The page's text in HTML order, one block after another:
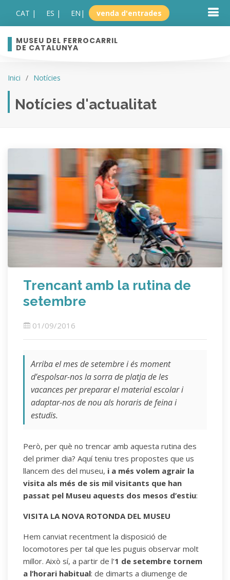
CAT | ES | EN | venda d'entrades
MUSEU DEL FERROCARRIL
DE CATALUNYA
Inici Notícies
Notícies d'actualitat
Trencant amb la rutina de
setembre
01/09/2016
Arriba el mes de setembre i és moment
d’espolsar-nos la sorra de platja de les
vacances per preparar el material escolar i
adaptar-nos de nou als horaris de feina i
estudis.
Però, per què no trencar amb aquesta rutina des
del primer dia? Aquí teniu tres propostes que us
llancem des del museu, i a més volem agrair la
visita als més de sis mil visitants que han
passat pel Museu aquests dos mesos d’estiu:
VISITA LA NOVA ROTONDA DEL MUSEU
Hem canviat recentment la disposició de
locomotores per tal que les puguis observar molt
millor. Això sí, a partir de l’1 de setembre tornem
a l’horari habitual: de dimarts a diumenge de